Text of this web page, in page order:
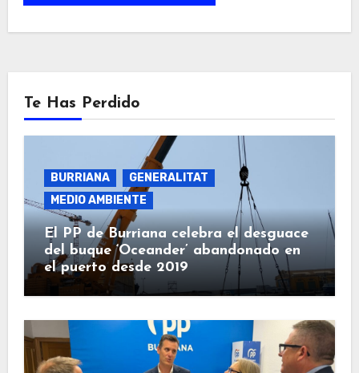
Te Has Perdido
BURRIANA
GENERALITAT
MEDIO AMBIENTE
El PP de Burriana celebra el desguace
del buque ‘Oceander’ abandonado en
el puerto desde 2019